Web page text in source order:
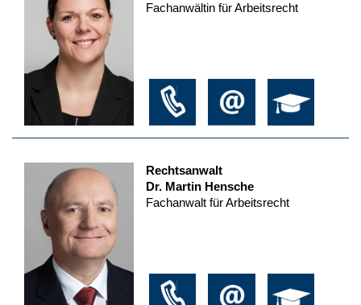
Fachanwältin für Arbeitsrecht
Rechtsanwalt
Dr. Martin Hensche
Fachanwalt für Arbeitsrecht